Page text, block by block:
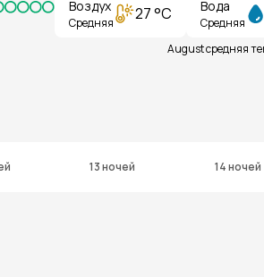
Воздух
Средняя 27 °C Вода
Средняя
August средняя
13 ночей 14 ночей